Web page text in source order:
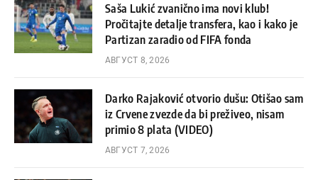
Saša Lukić zvanično ima novi klub!
Pročitajte detalje transfera, kao i kako je
Partizan zaradio od FIFA fonda
АВГУСТ 8, 2026
Darko Rajaković otvorio dušu: Otišao sam
iz Crvene zvezde da bi preživeo, nisam
primio 8 plata (VIDEO)
АВГУСТ 7, 2026